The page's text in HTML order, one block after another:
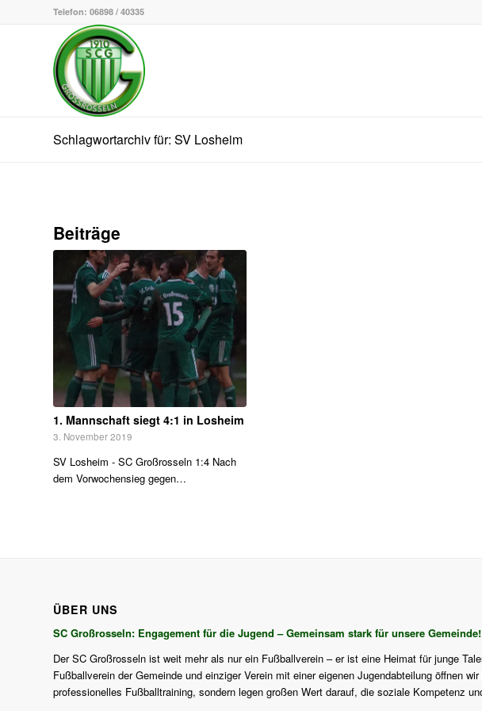
Telefon: 06898 / 40335
Schlagwortarchiv für: SV Losheim
Beiträge
1. Mannschaft siegt 4:1 in Losheim
3. November 2019
SV Losheim - SC Großrosseln 1:4 Nach
dem Vorwochensieg gegen…
ÜBER UNS
SC Großrosseln: Engagement für die Jugend – Gemeinsam stark für unsere Gemeinde!
Der SC Großrosseln ist weit mehr als nur ein Fußballverein – er ist eine Heimat für junge
Fußballverein der Gemeinde und einziger Verein mit einer eigenen Jugendabteilung öffnen
professionelles Fußballtraining, sondern legen großen Wert darauf, die soziale Kompetenz